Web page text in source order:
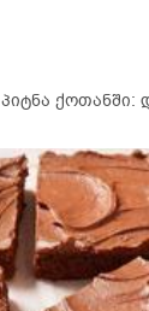
ქოთანში: